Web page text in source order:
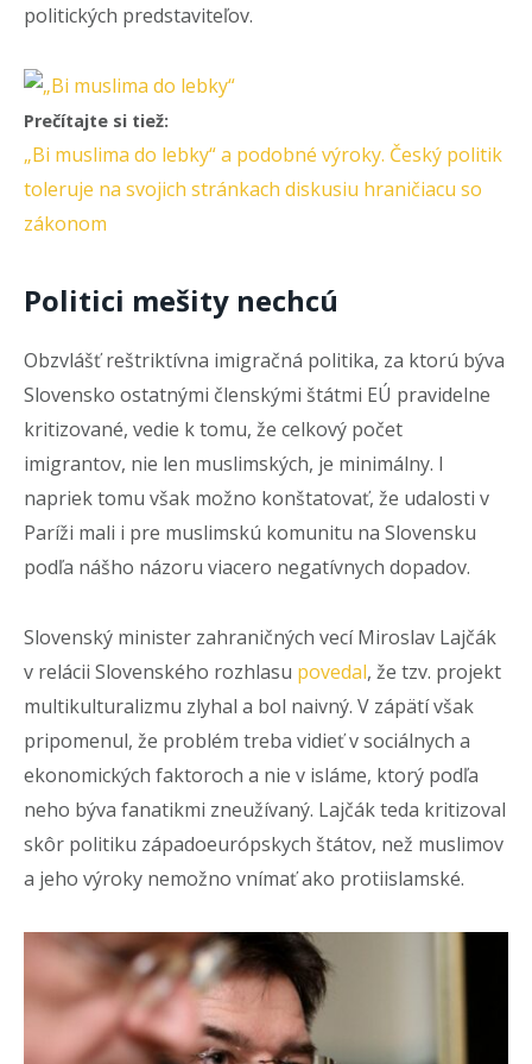
politických predstaviteľov.
Prečítajte si tiež:
„Bi muslima do lebky“ a podobné výroky. Český politik
toleruje na svojich stránkach diskusiu hraničiacu so
zákonom
Politici mešity nechcú
Obzvlášť reštriktívna imigračná politika, za ktorú býva
Slovensko ostatnými členskými štátmi EÚ pravidelne
kritizované, vedie k tomu, že celkový počet
imigrantov, nie len muslimských, je minimálny. I
napriek tomu však možno konštatovať, že udalosti v
Paríži mali i pre muslimskú komunitu na Slovensku
podľa nášho názoru viacero negatívnych dopadov.
Slovenský minister zahraničných vecí Miroslav Lajčák
v relácii Slovenského rozhlasu povedal, že tzv. projekt
multikulturalizmu zlyhal a bol naivný. V zápätí však
pripomenul, že problém treba vidieť v sociálnych a
ekonomických faktoroch a nie v isláme, ktorý podľa
neho býva fanatikmi zneužívaný. Lajčák teda kritizoval
skôr politiku západoeurópskych štátov, než muslimov
a jeho výroky nemožno vnímať ako protiislamské.